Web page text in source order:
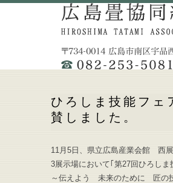
ひろしま技能フェ
賛しました。
11月5日、県立広島産業会館 西
3展示場において｢第27回ひろし
～伝えよう 未来のために 匠の